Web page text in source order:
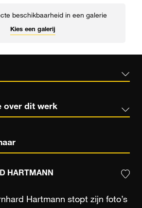
beschikbaarheid in een galerie
Kies een galerij
over dit werk
HARTMANN
Hartmann stopt zijn foto’s